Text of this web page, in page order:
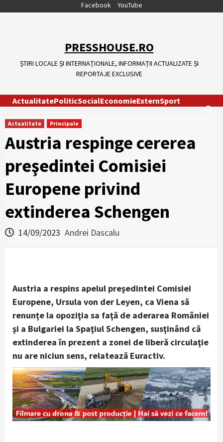
Facebook YouTube
PRESSHOUSE.RO
ȘTIRI LOCALE ȘI INTERNAȚIONALE, INFORMAȚII ACTUALIZATE ȘI
REPORTAJE EXCLUSIVE
ActualitatePoliticSocialEconomieExternSport
Actualitate Principale
Austria respinge cererea
preşedintei Comisiei
Europene privind
extinderea Schengen
14/09/2023 Andrei Dascalu
Austria a respins apelul preşedintei Comisiei
Europene, Ursula von der Leyen, ca Viena să
renunţe la opoziţia sa faţă de aderarea României
şi a Bulgariei la Spaţiul Schengen, susţinând că
extinderea în prezent a zonei de liberă circulaţie
nu are niciun sens, relatează Euractiv.